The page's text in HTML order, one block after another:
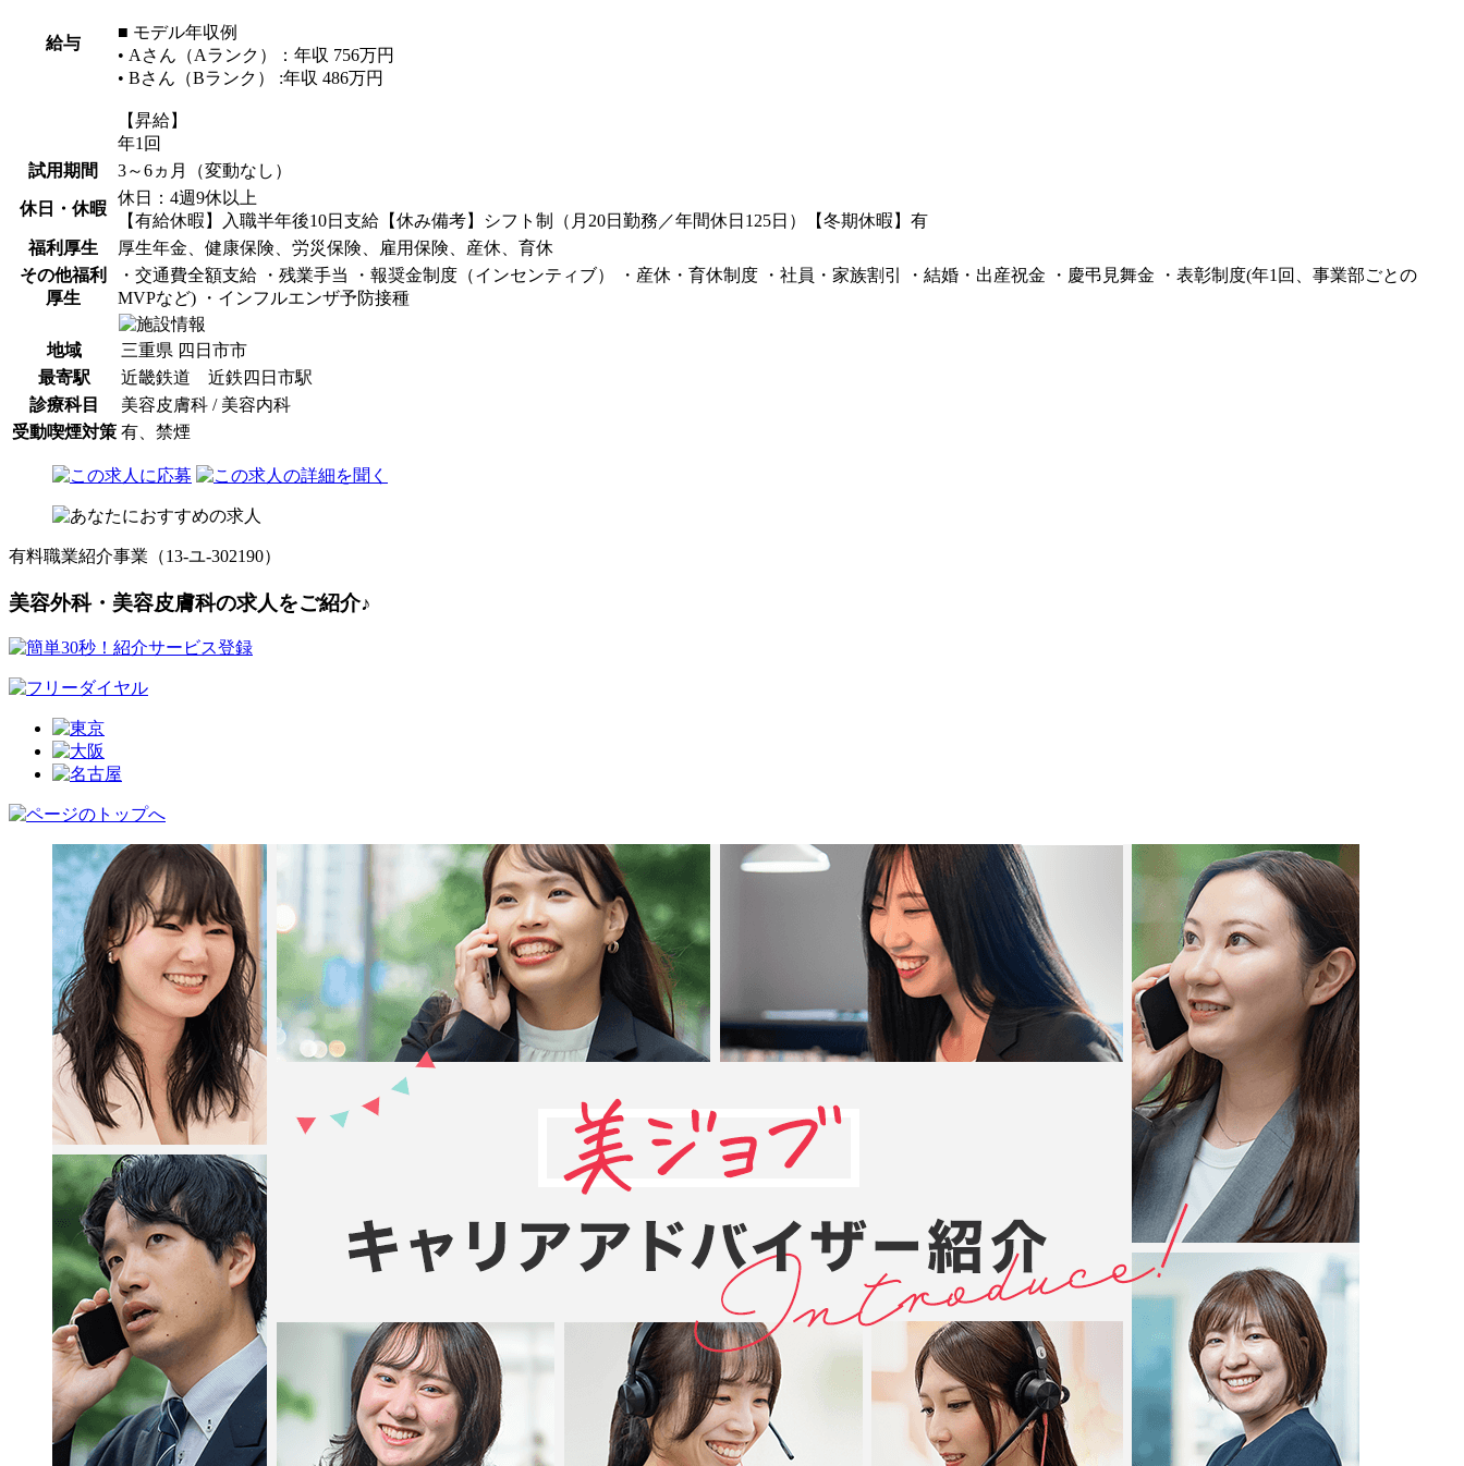
給与
■ モデル年収例
• Aさん（Aランク）：年収 756万円
• Bさん（Bランク） :年収 486万円
【昇給】
年1回
試用期間
3～6ヵ月（変動なし）
休日・休暇
休日：4週9休以上
【有給休暇】入職半年後10日支給【休み備考】シフト制（月20日勤務／年間休日125日）【冬期休暇】有
福利厚生
厚生年金、健康保険、労災保険、雇用保険、産休、育休
その他福利
厚生
・交通費全額支給 ・残業手当 ・報奨金制度（インセンティブ） ・産休・育休制度 ・社員・家族割引 ・結婚・出産祝金 ・慶弔見舞金 ・表彰制度(年1回、事業部ごとの
MVPなど) ・インフルエンザ予防接種
地域
三重県 四日市市
最寄駅
近畿鉄道 近鉄四日市駅
診療科目
美容皮膚科 / 美容内科
受動喫煙対策 有、禁煙
有料職業紹介事業（13-ユ-302190）
美容外科・美容皮膚科の求人をご紹介♪